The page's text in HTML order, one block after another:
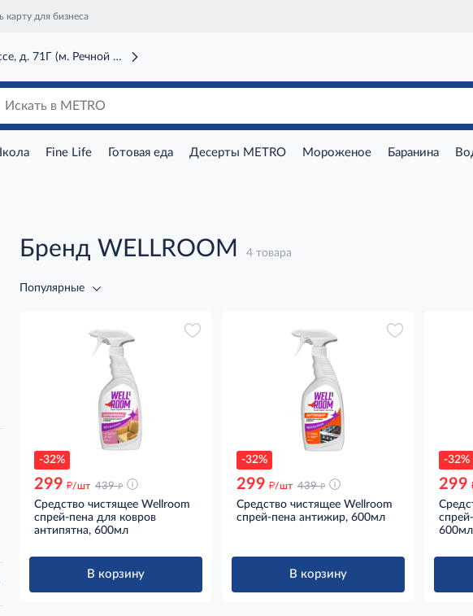
карту для бизнеса
д. 71Г (м. Речной вокзал)
Fine Life Готовая еда Десерты METRO Мороженое Баранина
Бренд WELLROOM 4 товара
Популярные
-32%
299 д/шт 439 д
Средство чистящее Wellroom
спрей-пена для ковров
антипятна, 600мл
В корзину
-32%
299 д/шт 439 д
Средство чистящее Wellroom
спрей-пена антижир, 600мл
В корзину
-32%
299
600мл